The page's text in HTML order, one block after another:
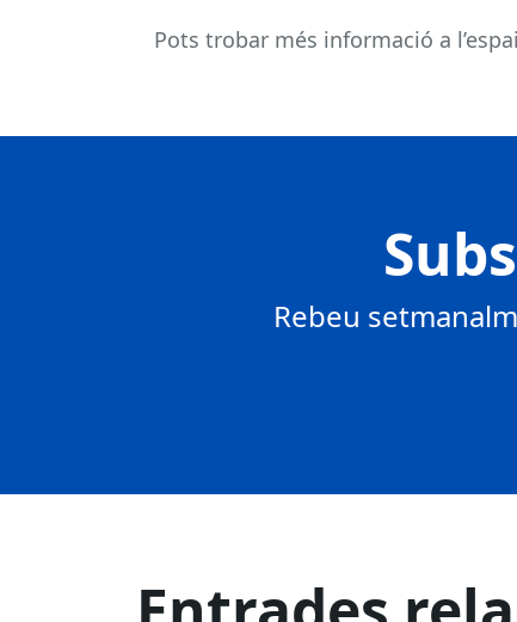
Pots trobar més informació a
Rebeu